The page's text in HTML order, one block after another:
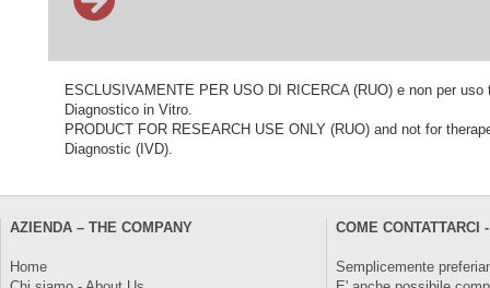
ESCLUSIVAMENTE PER USO DI RICERCA (RUO) e non per
Diagnostico in Vitro.
PRODUCT FOR RESEARCH USE ONLY (RUO) and not for
Diagnostic (IVD).
AZIENDA – THE COMPANY
Home
COME CONTATTARCI
Semplicemente